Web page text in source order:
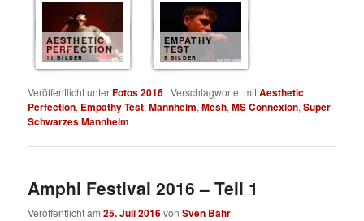
AESTHETIC
PERFECTION
11 BILDER
EMPATHY
TEST
9 BILDER
Veröffentlicht unterFotos 2016 |Verschlagwortet mitAesthetic
Perfection, Empathy Test,Mannheim,Mesh,MS Connexion,Super
Schwarzes Mannheim
Amphi Festival 2016 – Teil 1
Veröffentlicht am25. Juli 2016vonSven Bähr